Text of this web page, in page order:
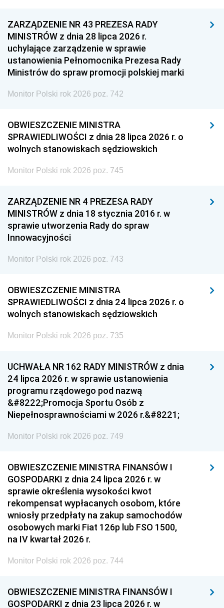
ZARZĄDZENIE NR 43 PREZESA RADY
MINISTRÓW z dnia 28 lipca 2026 r.
uchylające zarządzenie w sprawie
ustanowienia Pełnomocnika Prezesa Rady
Ministrów do spraw promocji polskiej marki
Monitor Polski rok 2026 poz. 742
OBWIESZCZENIE MINISTRA
SPRAWIEDLIWOŚCI z dnia 28 lipca 2026 r. o
wolnych stanowiskach sędziowskich
Monitor Polski rok 2026 poz. 745
ZARZĄDZENIE NR 4 PREZESA RADY
MINISTRÓW z dnia 18 stycznia 2016 r. w
sprawie utworzenia Rady do spraw
Innowacyjności
Monitor Polski rok 2026 poz. 743
OBWIESZCZENIE MINISTRA
SPRAWIEDLIWOŚCI z dnia 24 lipca 2026 r. o
wolnych stanowiskach sędziowskich
Monitor Polski rok 2026 poz. 735
UCHWAŁA NR 162 RADY MINISTRÓW z dnia
24 lipca 2026 r. w sprawie ustanowienia
programu rządowego pod nazwą
&#8222;Promocja Sportu Osób z
Niepełnosprawnościami w 2026 r.&#8221;
Monitor Polski rok 2026 poz. 749
OBWIESZCZENIE MINISTRA FINANSÓW I
GOSPODARKI z dnia 24 lipca 2026 r. w
sprawie określenia wysokości kwot
rekompensat wypłacanych osobom, które
wniosły przedpłaty na zakup samochodów
osobowych marki Fiat 126p lub FSO 1500,
na IV kwartał 2026 r.
Monitor Polski rok 2026 poz. 744
OBWIESZCZENIE MINISTRA FINANSÓW I
GOSPODARKI z dnia 23 lipca 2026 r. w